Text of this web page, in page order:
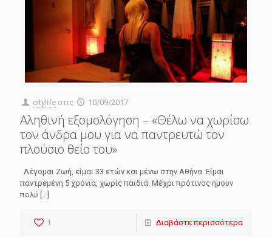
citylife στις 10/09/2017
Αληθινή εξομολόγηση – «Θέλω να χωρίσω
τον άνδρα μου για να παντρευτώ τον
πλούσιο θείο του»
Λέγομαι Ζωή, είμαι 33 ετών και μένω στην Αθήνα. Είμαι
παντρεμένη 5 χρόνια, χωρίς παιδιά. Μέχρι πρότινος ήμουν
πολύ
1 Διαβάστε περισσότερα